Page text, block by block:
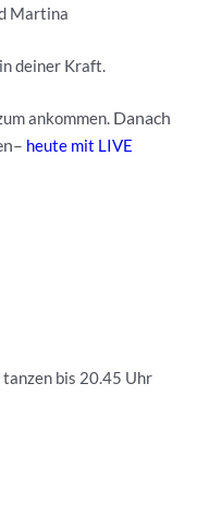
Martina
in deiner Kraft.
ankommen. Danach
heute mit LIVE
bis 20.45 Uhr